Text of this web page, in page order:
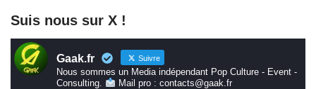
Suis nous sur X !
Gaak.fr Suivre
Nous sommes un Media indépendant Pop Culture - Event -
Consulting.
Mail pro : contacts@gaak.fr